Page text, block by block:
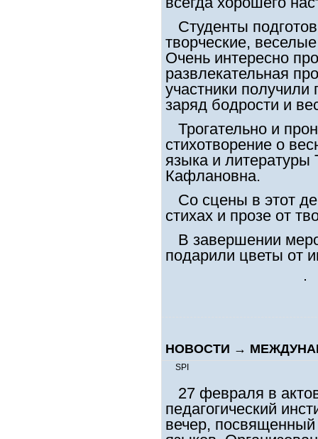
Студенты
творческие,
Очень интересно
развлекательная
участники
заряд бодрости и
Трогательно и
стихотворение о
языка и
Кафлановна.
Со сцены в этот
стихах и прозе от
В завершении
подарили цветы от
НОВОСТИ →
SPI
27 февраля в
педагогический
вечер,